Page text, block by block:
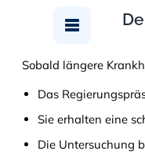
Sobald längere
Das
Sie erhalten eine
Die Untersuchung